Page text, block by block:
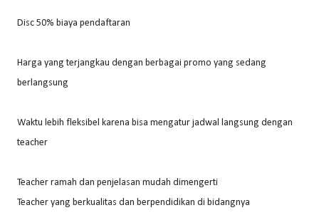
Disc 50% biaya pendaftaran
Harga yang terjangkau dengan berbagai promo yang sedang
berlangsung
Waktu lebih fleksibel karena bisa mengatur jadwal langsung dengan
teacher
Teacher ramah dan penjelasan mudah dimengerti
Teacher yang berkualitas dan berpendidikan di bidangnya